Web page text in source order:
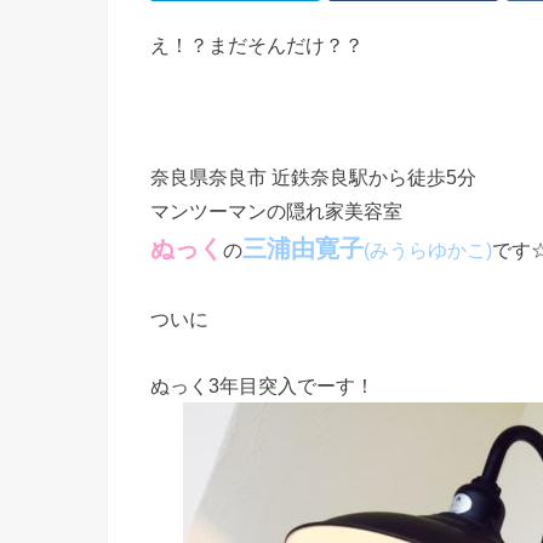
え！？まだそんだけ？？
奈良県奈良市 近鉄奈良駅から徒歩5分
マンツーマンの隠れ家美容室
ぬっく の三浦由寛子(みうらゆかこ)です
ついに
ぬっく3年目突入でーす！